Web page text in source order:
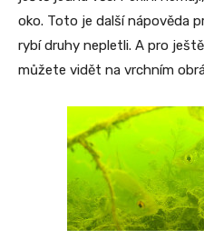
oko. Toto je další nápověda
rybí druhy nepletli. A pro
můžete vidět na vrchním